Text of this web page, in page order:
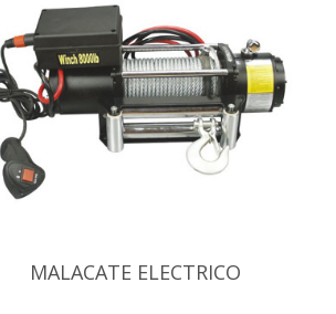
MALACATE ELECTRICO